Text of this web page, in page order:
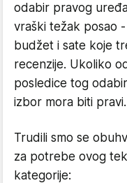
odabir pravog
vraški težak posao
budžet i sate koje
recenzije. Ukoliko
posledice tog
izbor mora biti pravi.
Trudili smo se
za potrebe ovog
kategorije: